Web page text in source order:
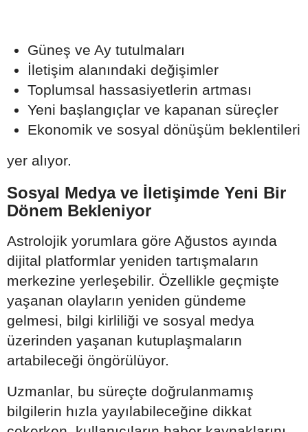
Güneş ve Ay tutulmaları
İletişim alanındaki değişimler
Toplumsal hassasiyetlerin artması
Yeni başlangıçlar ve kapanan süreçler
Ekonomik ve sosyal dönüşüm beklentileri
yer alıyor.
Sosyal Medya ve İletişimde Yeni Bir
Dönem Bekleniyor
Astrolojik yorumlara göre Ağustos ayında
dijital platformlar yeniden tartışmaların
merkezine yerleşebilir. Özellikle geçmişte
yaşanan olayların yeniden gündeme
gelmesi, bilgi kirliliği ve sosyal medya
üzerinden yaşanan kutuplaşmaların
artabileceği öngörülüyor.
Uzmanlar, bu süreçte doğrulanmamış
bilgilerin hızla yayılabileceğine dikkat